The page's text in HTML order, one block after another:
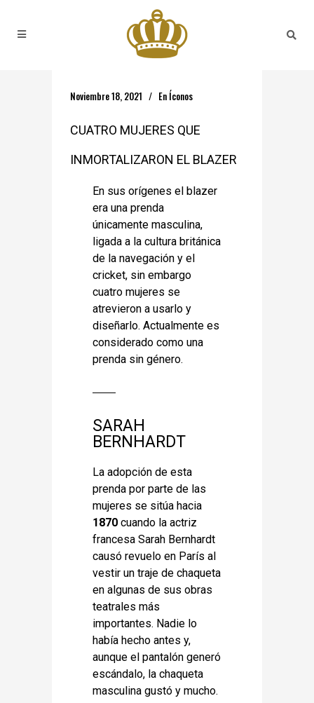
Noviembre 18, 2021 En Íconos
CUATRO MUJERES QUE
INMORTALIZARON EL BLAZER
En sus orígenes el blazer
era una prenda
únicamente masculina,
ligada a la cultura británica
de la navegación y el
cricket, sin embargo
cuatro mujeres se
atrevieron a usarlo y
diseñarlo. Actualmente es
considerado como una
prenda sin género.
SARAH
BERNHARDT
La adopción de esta
prenda por parte de las
mujeres se sitúa hacia
1870cuando la actriz
francesa Sarah Bernhardt
causó revuelo en París al
vestir un traje de chaqueta
en algunas de sus obras
teatrales más
importantes. Nadie lo
había hecho antes y,
aunque el pantalón generó
escándalo, la chaqueta
masculina gustó y mucho.